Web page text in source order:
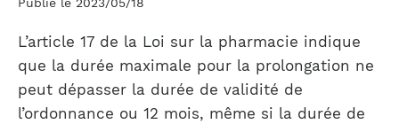
L’article 17 de la Loi sur la pharmacie indique
que la durée maximale pour la prolongation ne
peut dépasser la durée de validité de
l’ordonnance ou 12 mois, même si la durée de